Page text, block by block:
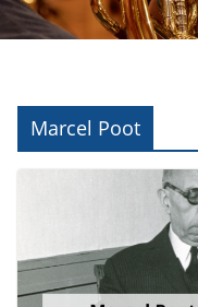
Marcel Poot